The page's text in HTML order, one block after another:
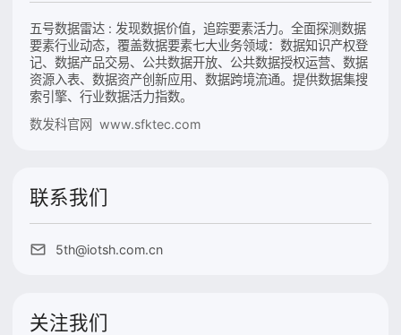
五号数据雷达 : 发现数据价值，追踪要素活力。全面探测数据
要素行业动态，覆盖数据要素七大业务领域：数据知识产权登
记、数据产品交易、公共数据开放、公共数据授权运营、数据
资源入表、数据资产创新应用、数据跨境流通。提供数据集搜
索引擎、行业数据活力指数。
数发科官网 www.sfktec.com
联系我们
5th@iotsh.com.cn
关注我们